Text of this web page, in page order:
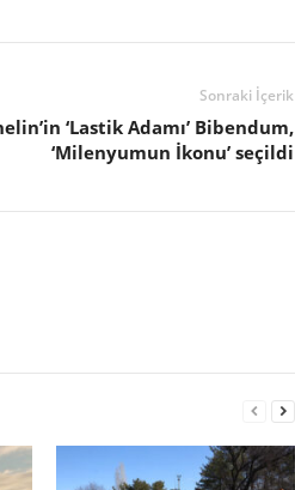
Sonraki İçerik
‘Lastik Adamı’ Bibendum,
‘Milenyumun İkonu’ seçildi